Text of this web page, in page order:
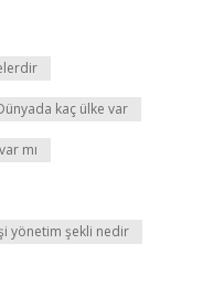
kaç ülke var
mı
yönetim şekli nedir